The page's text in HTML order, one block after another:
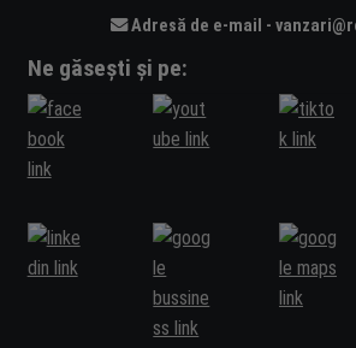
Adresă de e-mail -
Ne găsești și pe: